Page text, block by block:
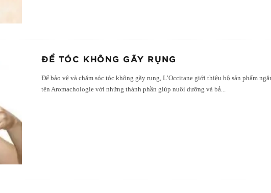
ĐỂ TÓC KHÔNG GÃY RỤNG
Để bảo vệ và chăm sóc tóc không gãy rụng, L’Occitane giới thiệu bộ sản phẩm
tên Aromachologie với những thành phần giúp nuôi dưỡng và bả